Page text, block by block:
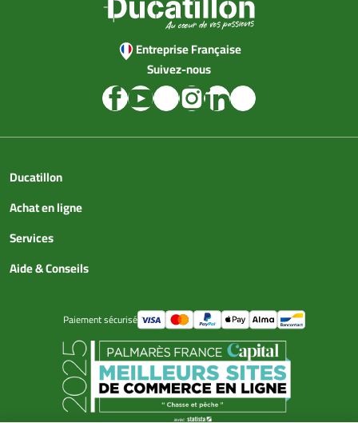
Entreprise Française
Suivez-nous
Ducatillon
Achat en ligne
Services
Aide & Conseils
Paiement sécurisé